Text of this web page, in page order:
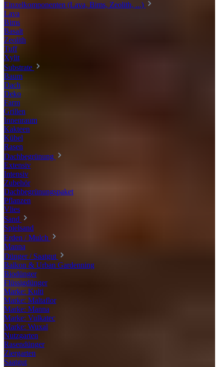
Einzelkomponenten (Lava, Bims, Zeolith, ...)
Lava
Bims
Basalt
Zeolith
Tuff
Xylit
Substrate
Baum
Dach
Deko
Farm
Grillen
Innenraum
Kakteen
Kübel
Rasen
Dachbegrünung
Extensiv
Intensiv
Zubehör
Dachbegrünungspaket
Pflanzen
Vlies
Sand
Spielsand
Erden / Mulch
Manna
Dünger / Saatgut
Balkon & Urban Gardenning
Biodünger
Flüssigdünger
Marke: Kulti
Marke: Maltaflor
Marke: Manna
Marke: Vulkatec
Marke: Wuxal
Nutzgarten
Rasendünger
Ziergarten
Saatgut